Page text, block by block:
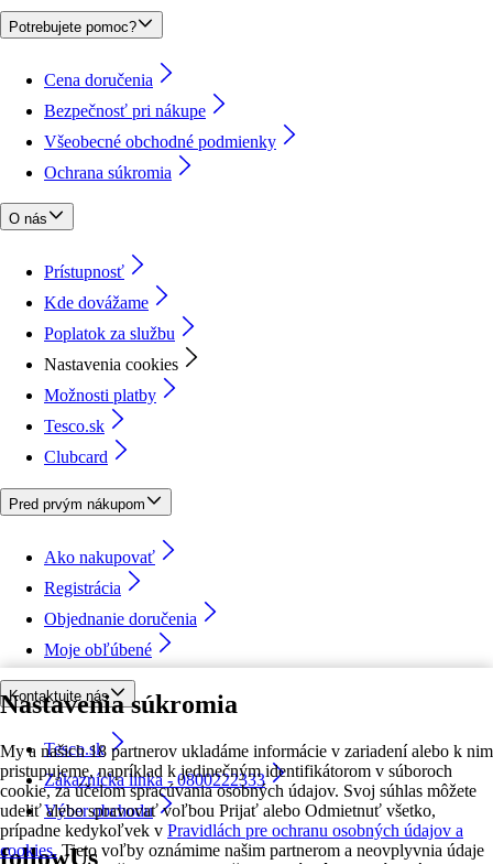
Nastavenia súkromia
My a našich 18 partnerov ukladáme informácie v zariadení alebo k nim
pristupujeme, napríklad k jedinečným identifikátorom v súboroch
cookie, za účelom spracúvania osobných údajov. Svoj súhlas môžete
udeliť alebo spravovať voľbou Prijať alebo Odmietnuť všetko,
prípadne kedykoľvek v Pravidlách pre ochranu osobných údajov a
cookies. Tieto voľby oznámime našim partnerom a neovplyvnia údaje
Potrebujete pomoc?
Cena doručenia
Bezpečnosť pri nákupe
Všeobecné obchodné podmienky
Ochrana súkromia
O nás
Prístupnosť
Kde dovážame
Poplatok za službu
Nastavenia cookies
Možnosti platby
Tesco.sk
Clubcard
Pred prvým nákupom
Ako nakupovať
Registrácia
Objednanie doručenia
Moje obľúbené
Kontaktujte nás
Tesco.sk
Zákaznícka linka - 0800222333
Výber obchodu
followUs